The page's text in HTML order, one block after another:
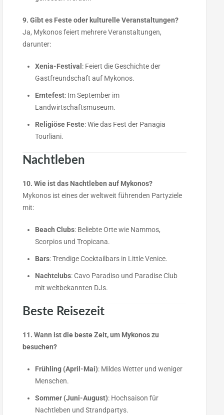
9. Gibt es Feste oder kulturelle Veranstaltungen?
Ja, Mykonos feiert mehrere Veranstaltungen,
darunter:
Xenia-Festival : Feiert die Geschichte der
Gastfreundschaft auf Mykonos.
Erntefest: Im September im
Landwirtschaftsmuseum.
Religiöse Feste: Wie das Fest der Panagia
Tourliani.
Nachtleben
10. Wie ist das Nachtleben auf Mykonos?
Mykonos ist eines der weltweit führenden Partyziele
mit:
Beach Clubs: Beliebte Orte wie Nammos,
Scorpios und Tropicana.
Bars: Trendige Cocktailbars in Little Venice.
Nachtclubs: Cavo Paradiso und Paradise Club
mit weltbekannten DJs.
Beste Reisezeit
11. Wann ist die beste Zeit, um Mykonos zu
besuchen?
Frühling (April-Mai): Mildes Wetter und weniger
Menschen.
Sommer (Juni-August): Hochsaison für
Nachtleben und Strandpartys.